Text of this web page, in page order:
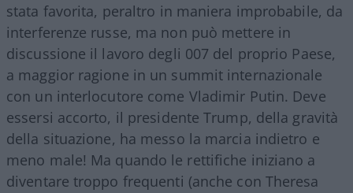
stata favorita, peraltro in maniera improbabile, da
interferenze russe, ma non può mettere in
discussione il lavoro degli 007 del proprio Paese,
a maggior ragione in un summit internazionale
con un interlocutore come Vladimir Putin. Deve
essersi accorto, il presidente Trump, della gravità
della situazione, ha messo la marcia indietro e
meno male! Ma quando le rettifiche iniziano a
diventare troppo frequenti (anche con Theresa